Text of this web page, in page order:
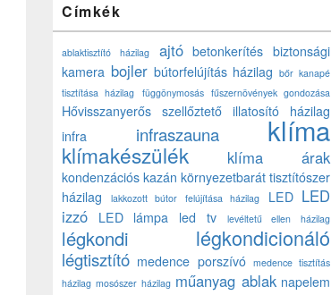
Címkék
ablaktisztító házilag ajtó betonkerítés biztonsági
kamera bojler bútorfelújítás házilag bőr kanapé
tisztítása házilag függönymosás fűszernövények gondozása
Hővisszanyerős szellőztető illatosító házilag
infra
infraszauna klíma
klímakészülék klíma árak
kondenzációs kazán környezetbarát tisztítószer
házilag
lakkozott bútor felújítása házilag LED LED
izzó
LED lámpa led tv levéltetű ellen házilag
légkondi légkondicionáló
légtisztító medence porszívó medence tisztítás
házilag mosószer házilag műanyag ablak napelem